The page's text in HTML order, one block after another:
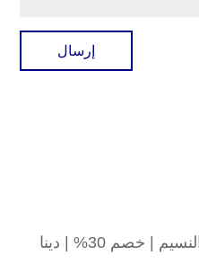
شركة نقل عفش بجدة حي النسيم | خصم 30% | دينا